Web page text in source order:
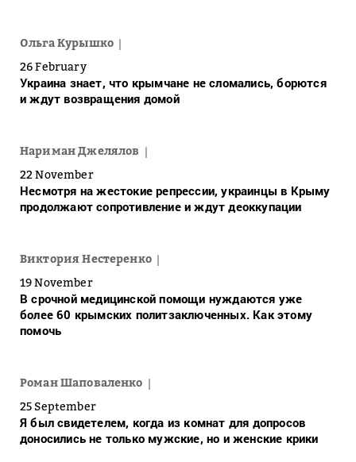
Ольга Курышко
26 February
Украина знает, что крымчане не сломались, борются
и ждут возвращения домой
Нариман Джелялов
22 November
Несмотря на жестокие репрессии, украинцы в Крыму
продолжают сопротивление и ждут деоккупации
Виктория Нестеренко
19 November
В срочной медицинской помощи нуждаются уже
более 60 крымских политзаключенных. Как этому
помочь
Роман Шаповаленко
25 September
Я был свидетелем, когда из комнат для допросов
доносились не только мужские, но и женские крики